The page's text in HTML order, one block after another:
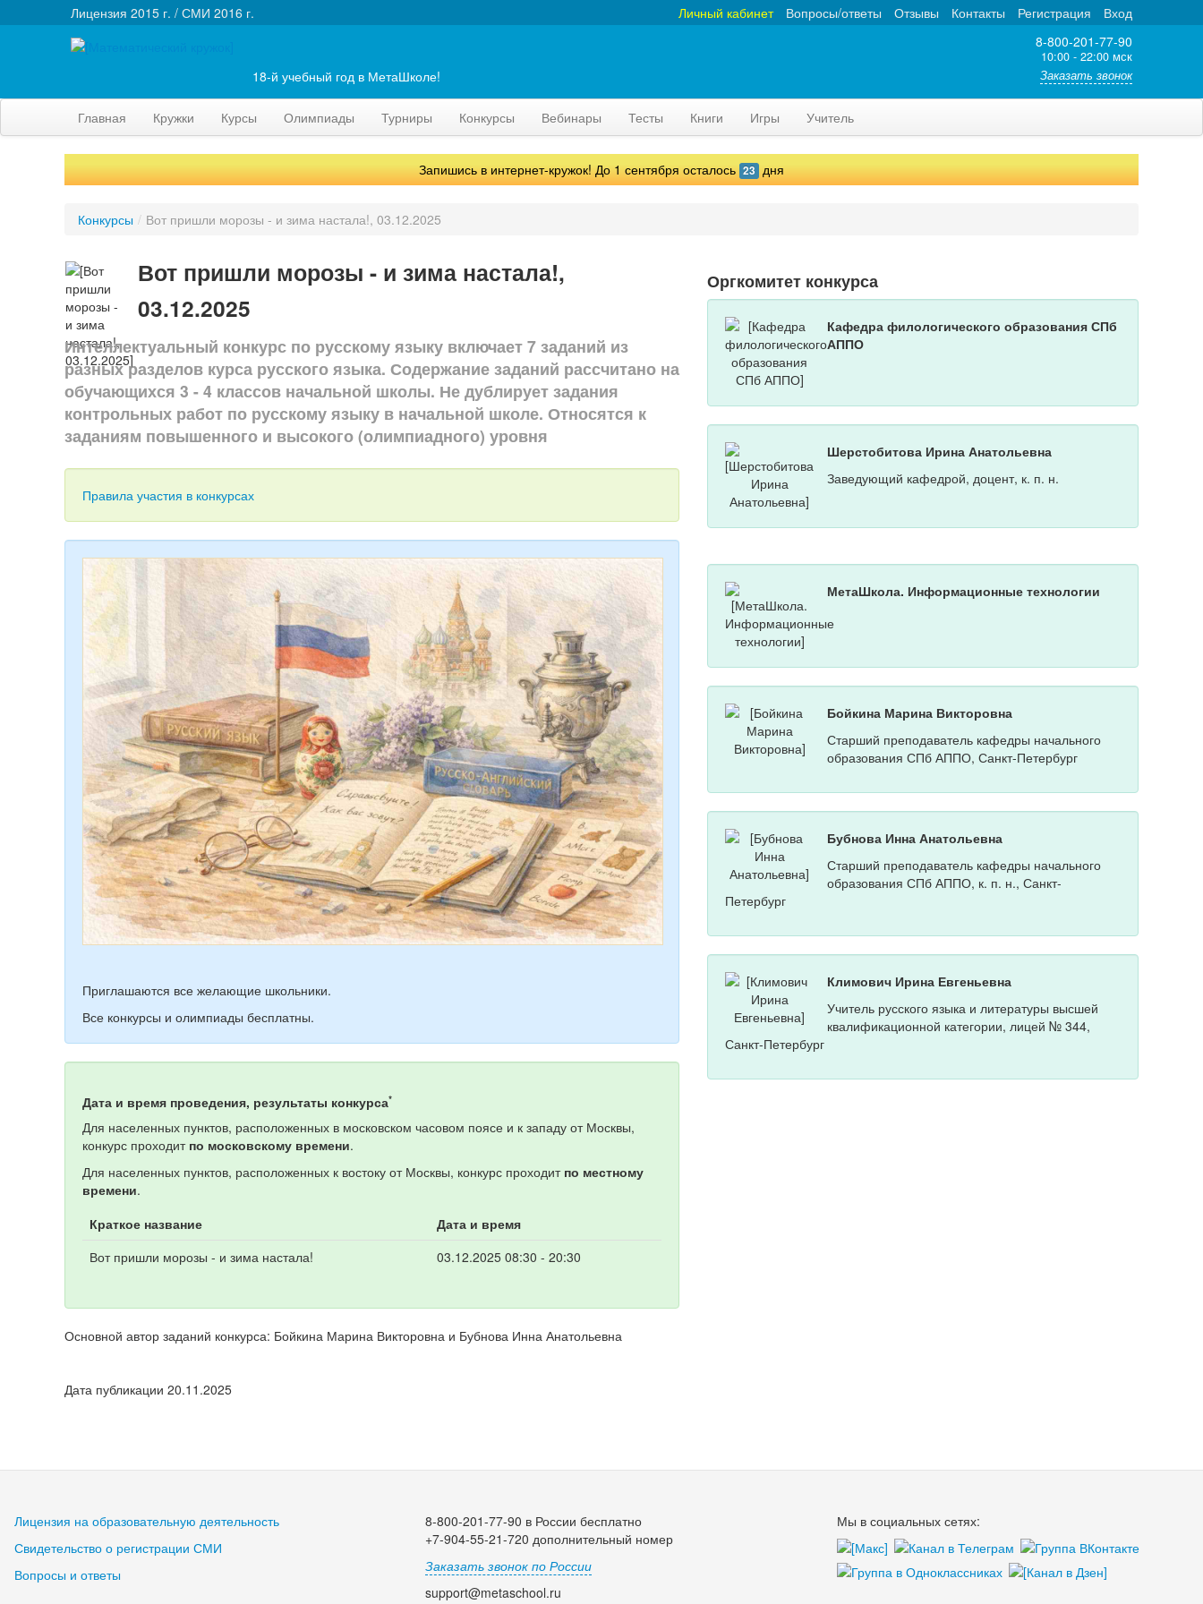
Лицензия 2015 г. / СМИ 2016 г. Вход
Регистрация
Контакты
Отзывы
Вопросы/ответы
Личный кабинет
8-800-201-77-90
10:00 - 22:00 мск
Заказать звонок
18-й учебный год в МетаШколе!
Главная Кружки Курсы Олимпиады Турниры Конкурсы Вебинары Тесты Книги Игры Учитель
Запишись в интернет-кружок! До 1 сентября осталось 23 дня
Конкурсы / Вот пришли морозы - и зима настала!, 03.12.2025
Вот пришли морозы - и зима настала!,
03.12.2025
Интеллектуальный конкурс по русскому языку включает 7 заданий из
разных разделов курса русского языка. Содержание заданий рассчитано на
обучающихся 3 - 4 классов начальной школы. Не дублирует задания
контрольных работ по русскому языку в начальной школе. Относятся к
заданиям повышенного и высокого (олимпиадного) уровня
Правила участия в конкурсах
Приглашаются все желающие школьники.
Все конкурсы и олимпиады бесплатны.
Дата и время проведения, результаты конкурса*
Для населенных пунктов, расположенных в московском часовом поясе и к западу от Москвы,
конкурс проходит по московскому времени.
Для населенных пунктов, расположенных к востоку от Москвы, конкурс проходит по местному
времени.
Краткое название
Дата и время
Вот пришли морозы - и зима настала!
03.12.2025 08:30 - 20:30
Основной автор заданий конкурса: Бойкина Марина Викторовна и Бубнова Инна Анатольевна
Оргкомитет конкурса
Кафедра филологического образования СПб
АППО
Шерстобитова Ирина Анатольевна
Заведующий кафедрой, доцент, к. п. н.
МетаШкола. Информационные технологии
Бойкина Марина Викторовна
Старший преподаватель кафедры начального
образования СПб АППО, Санкт-Петербург
Бубнова Инна Анатольевна
Старший преподаватель кафедры начального
образования СПб АППО, к. п. н., Санкт-
Петербург
Климович Ирина Евгеньевна
Учитель русского языка и литературы высшей
квалификационной категории, лицей № 344,
Санкт-Петербург
Дата публикации 20.11.2025
Лицензия на образовательную деятельность
Свидетельство о регистрации СМИ
Вопросы и ответы
8-800-201-77-90 в России бесплатно
+7-904-55-21-720 дополнительный номер
Заказать звонок по России
support@metaschool.ru
Мы в социальных сетях: